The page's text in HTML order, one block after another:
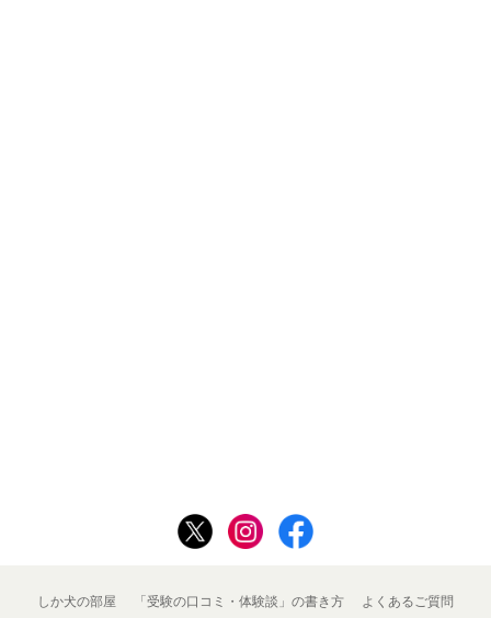
しか犬の部屋 「受験の口コミ・体験談」の書き方 よくあるご質問